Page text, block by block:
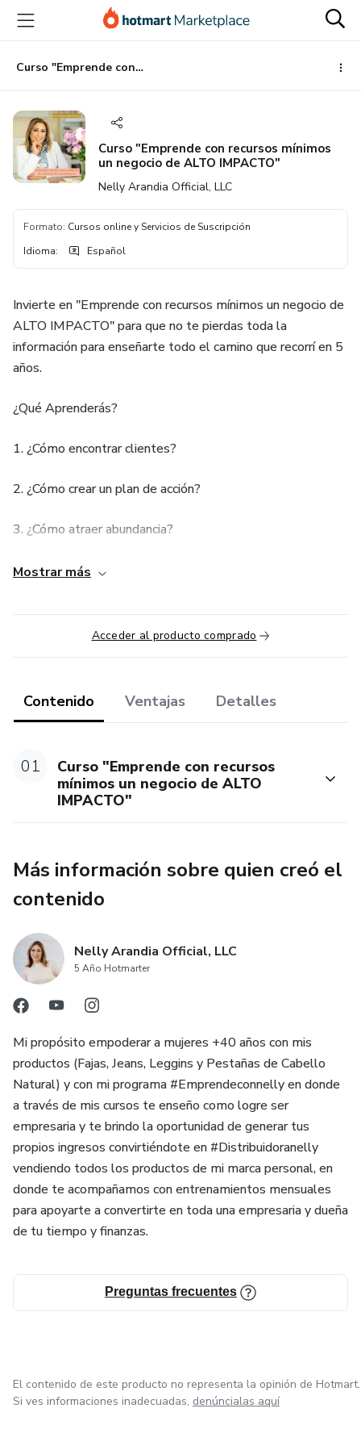
principal
página
de
página
Curso "Emprende con recursos mínimos un negocio de ALTO IMPACTO"
Curso "Emprende con recursos mínimos
un negocio de ALTO IMPACTO"
Nelly Arandia Official, LLC
Formato: Cursos online y Servicios de Suscripción
Idioma: Español
Invierte en "Emprende con recursos mínimos un negocio de
ALTO IMPACTO" para que no te pierdas toda la
información para enseñarte todo el camino que recorrí en 5
años.
¿Qué Aprenderás?
1. ¿Cómo encontrar clientes?
2. ¿Cómo crear un plan de acción?
3. ¿Cómo atraer abundancia?
Aviso Legal: “Este producto no garantiza la obtención de
determinada estrategia no debe ser interpretada como una
garantía de resultados”
Mostrar más
Acceder al producto comprado
Contenido Ventajas Detalles
01
Curso "Emprende con recursos
mínimos un negocio de ALTO
IMPACTO"
Más información sobre quien creó el
contenido
Nelly Arandia Official, LLC
5 Año Hotmarter
Mi propósito empoderar a mujeres +40 años con mis
productos (Fajas, Jeans, Leggins y Pestañas de Cabello
Natural) y con mi programa #Emprendeconnelly en donde
a través de mis cursos te enseño como logre ser
empresaria y te brindo la oportunidad de generar tus
propios ingresos convirtiéndote en #Distribuidoranelly
vendiendo todos los productos de mi marca personal, en
donde te acompañamos con entrenamientos mensuales
para apoyarte a convertirte en toda una empresaria y dueña
de tu tiempo y finanzas.
Preguntas frecuentes
El contenido de este producto no representa la opinión de Hotmart.
Si ves informaciones inadecuadas, denúncialas aquí